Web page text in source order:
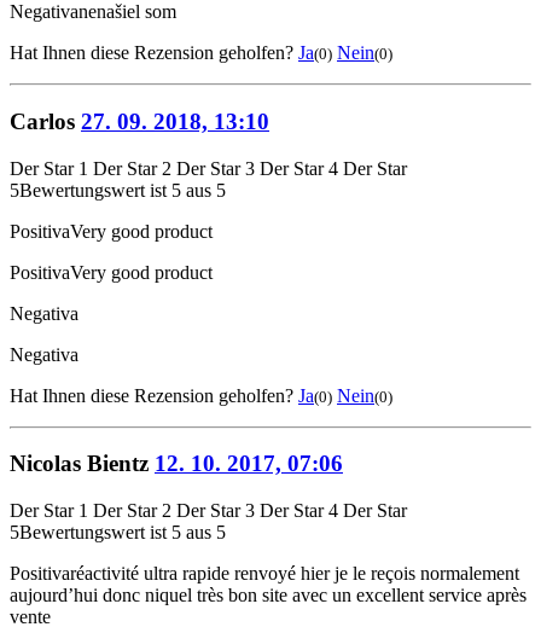
Negativanenašiel som
Hat Ihnen diese Rezension geholfen? Ja(0) Nein(0)
Carlos 27. 09. 2018, 13:10
Der Star 1 Der Star 2 Der Star 3 Der Star 4 Der Star
5Bewertungswert ist 5 aus 5
PositivaVery good product
PositivaVery good product
Negativa
Negativa
Hat Ihnen diese Rezension geholfen? Ja(0) Nein(0)
Nicolas Bientz 12. 10. 2017, 07:06
Der Star 1 Der Star 2 Der Star 3 Der Star 4 Der Star
5Bewertungswert ist 5 aus 5
Positivaréactivité ultra rapide renvoyé hier je le reçois normalement
aujourd’hui donc niquel très bon site avec un excellent service après
vente